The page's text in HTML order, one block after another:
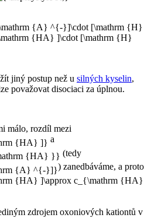
jiný postup než u silných kyselin,
považovat disociaci za úplnou.
málo, rozdíl mezi
a
(tedy
) zanedbáváme, a proto
zdrojem oxoniových kationtů v